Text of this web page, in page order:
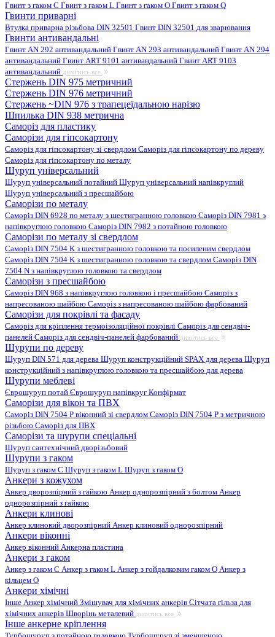
Гвинт з гаком C Гвинт з гаком L Гвинт з гаком O Гвинт з гаком Q
Гвинти приварні
Втулка приварна різьбова DIN 32501 Гвинт DIN 32501 для зварювання
Гвинти антивандальні
Гвинт AN 292 антивандальний Гвинт AN 293 антивандальний Гвинт AN 294
антивандальний Гвинт ART 9101 антивандальний Гвинт ART 9103
антивандальний дивитись все
Стержень DIN 975 метричний
Стержень DIN 976 метричний
Стержень ~DIN 976 з трапецеїдальною нарізю
Шпилька DIN 938 метрична
Саморіз для пластику
Саморізи для гіпсокартону
Саморіз для гіпсокартону зі свердлом Саморіз для гіпсокартону по дереву
Саморіз для гіпсокартону по металу
Шуруп універсальний
Шуруп універсальний потайний Шуруп універсальний напівкруглий
Шуруп універсальний з пресшайбою
Саморізи по металу
Саморіз DIN 6928 по металу з шестигранною головкою Саморіз DIN 7981 з
напівкруглою головкою Саморіз DIN 7982 з потайною головкою
Саморізи по металу зі свердлом
Саморіз DIN 7504 K з шестигранною головкою та посиленим свердлом
Саморіз DIN 7504 K з шестигранною головкою та свердлом Саморіз DIN
7504 N з напівкруглою головкою та свердлом
Саморізи з пресшайбою
Саморіз DIN 968 з напівкруглою головкою і пресшайбою Саморіз з
напресованою шайбою Саморіз з напресованою шайбою фарбований
Саморізи для покрівлі та фасаду
Саморіз для кріплення термоізоляційної покрівлі Саморіз для сендвіч-
панелей Саморіз для сендвіч-панелей фарбований дивитись все
Шурупи по дереву
Шуруп DIN 571 для дерева Шуруп конструкційний SPAX для дерева Шуруп
конструкційний з напівкруглою головкою та пресшайбою для дерева
Шурупи меблеві
Єврошуруп потай Єврошуруп напівкруг Конфірмат
Саморізи для вікон та ПВХ
Саморіз DIN 7504 P віконний зі свердлом Саморіз DIN 7504 P з метричною
різьбою Саморіз для ПВХ
Саморізи та шурупи спеціальні
Шуруп сантехнічний дворізьбовий
Шурупи з гаком
Шуруп з гаком C Шуруп з гаком L Шуруп з гаком O
Анкери з кожухом
Анкер дворозпірний з гайкою Анкер однорозпірний з болтом Анкер
однорозпірний з гайкою
Анкери клинові
Анкер клиновий дворозпірний Анкер клиновий однорозпірний
Анкери віконні
Анкер віконний Анкерна пластина
Анкери з гаком
Анкер з гаком C Анкер з гаком L Анкер з гойдалковим гаком Q Анкер з
кільцем O
Анкери хімічні
Інше Анкер хімічний Змішувач для хімічних анкерів Сітчата гільза для
хімічних анкерів Шворінь металевий дивитись все
Інше анкерне кріплення